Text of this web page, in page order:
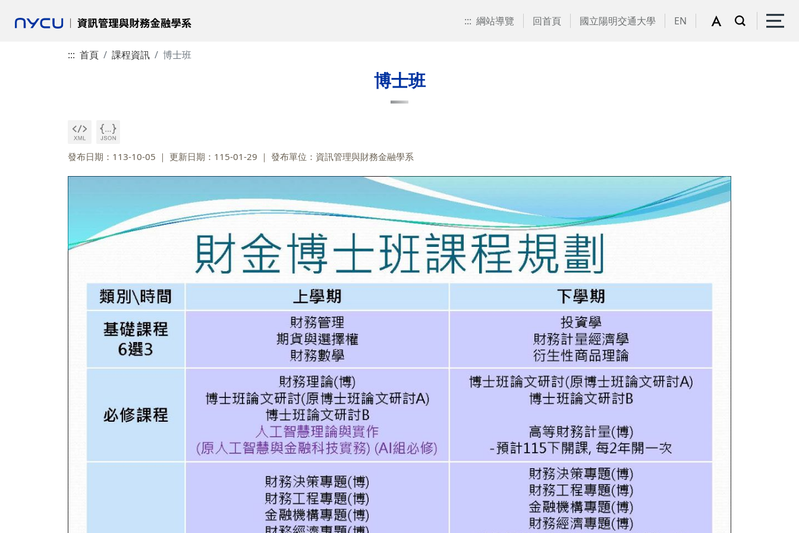
::: 綱站導覽 回首頁 國立陽明交通大學 EN
::: 首頁 課程資訊 博士班
博士班
發布日期：113-10-05 更新日期：115-01-29 發布單位：資訊管理與財務金融學系